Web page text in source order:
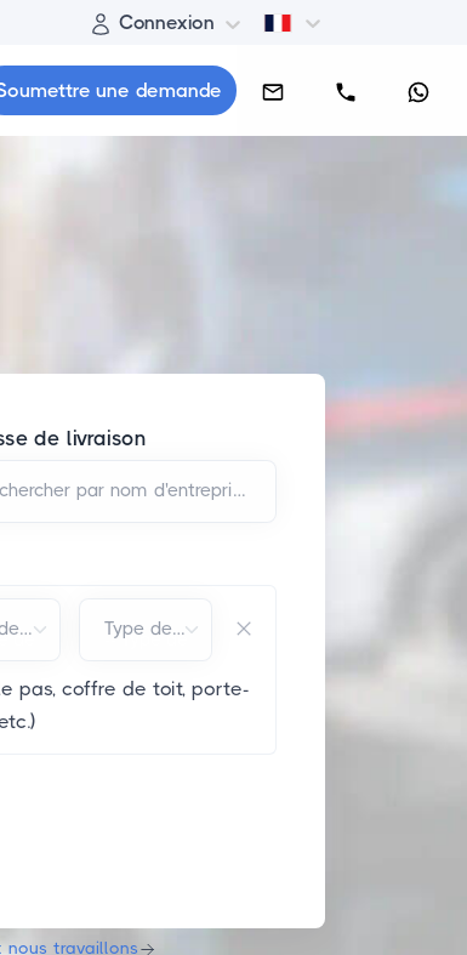
Connexion
une demande
de livraison
Rechercher par nom d'entreprise et/ou adresse*
carburant*Type de carrosserie*
pas, coffre de toit, porte-
nous travaillons